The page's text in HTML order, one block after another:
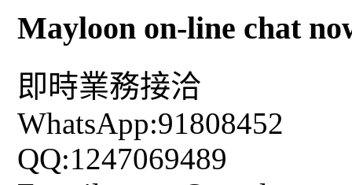
Mayloon on-line chat
即時業務接洽
WhatsApp:91808452
QQ:1247069489